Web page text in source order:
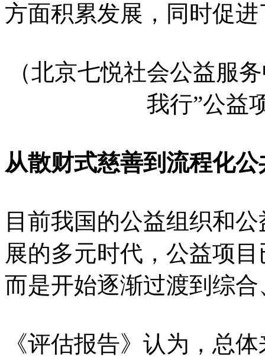
方面积累发展，同时促
（北京七悦社会公益服
我行”公益
从散财式慈善到流程化
目前我国的公益组织和
展的多元时代，公益项
而是开始逐渐过渡到综
《评估报告》认为，总